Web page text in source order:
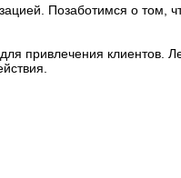
Позаботимся о том,
привлечения клиентов.